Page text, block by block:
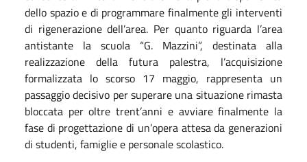
dello spazio e di programmare finalmente gli interventi
di rigenerazione dell’area. Per quanto riguarda l’area
antistante la scuola “G. Mazzini”, destinata alla
realizzazione della futura palestra, l’acquisizione
formalizzata lo scorso 17 maggio, rappresenta un
passaggio decisivo per superare una situazione rimasta
bloccata per oltre trent’anni e avviare finalmente la
fase di progettazione di un’opera attesa da generazioni
di studenti, famiglie e personale scolastico.